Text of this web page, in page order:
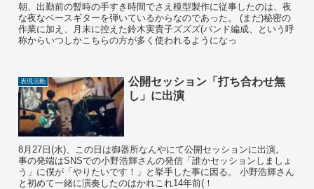
朝、出勤前の暫時の手すき時間でさえ模型製作に従事したのは、夜
な夜なベースギターを弾いているからなのであった。 (まだ)秘密の
作業に加え、月末に控えた鈴木実貴子ズズズ(バンド編成、という呼
称からいつしかこちらの方が多く使われるようになっ
表現活動
公開セッション「打ち合わせ無
し」に出演
8月27日(水)、この日は御器所なんやにて公開セッションに出演。
事の発端はSNSでの小野浩輝さんの発信「誰かセッションしましょ
う」に僕が「やりたいです！」と挙手した事に因る。 小野浩輝さん
と初めて一緒に演奏したのはかれこれ14年前(！